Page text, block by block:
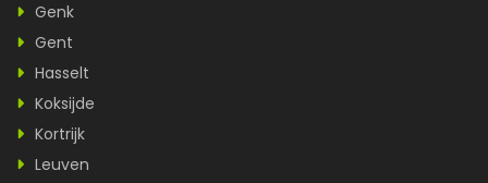
Genk
Gent
Hasselt
Koksijde
Kortrijk
Leuven